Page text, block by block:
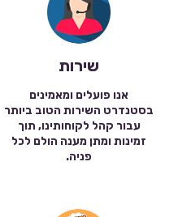
שירות
אנו פועלים ומאמינים
בסטנדרט השירות הטוב ביותר
עבור קהל לקוחותינו, תוך
זמינות ומתן מענה הולם לכל
פניה.